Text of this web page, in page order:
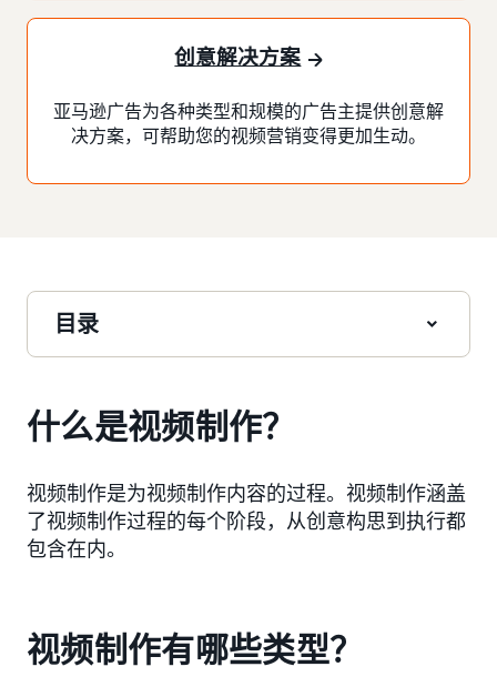
创意解决方案
亚马逊广告为各种类型和规模的广告主提供创意解
决方案，可帮助您的视频营销变得更加生动。
目录
什么是视频制作？
视频制作是为视频制作内容的过程。视频制作涵盖
了视频制作过程的每个阶段，从创意构思到执行都
包含在内。
视频制作有哪些类型？